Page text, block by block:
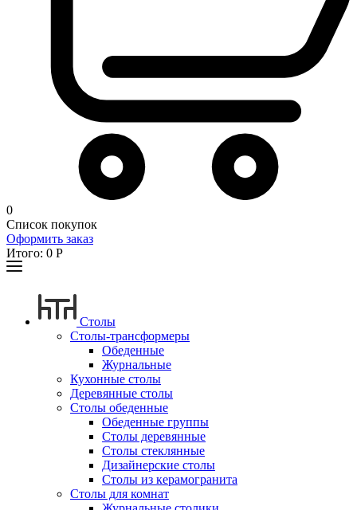
0
Список покупок
Оформить заказ
Итого: 0 Р
Столы
Столы-трансформеры
Обеденные
Журнальные
Кухонные столы
Деревянные столы
Столы обеденные
Обеденные группы
Столы деревянные
Столы стеклянные
Дизайнерские столы
Столы из керамогранита
Столы для комнат